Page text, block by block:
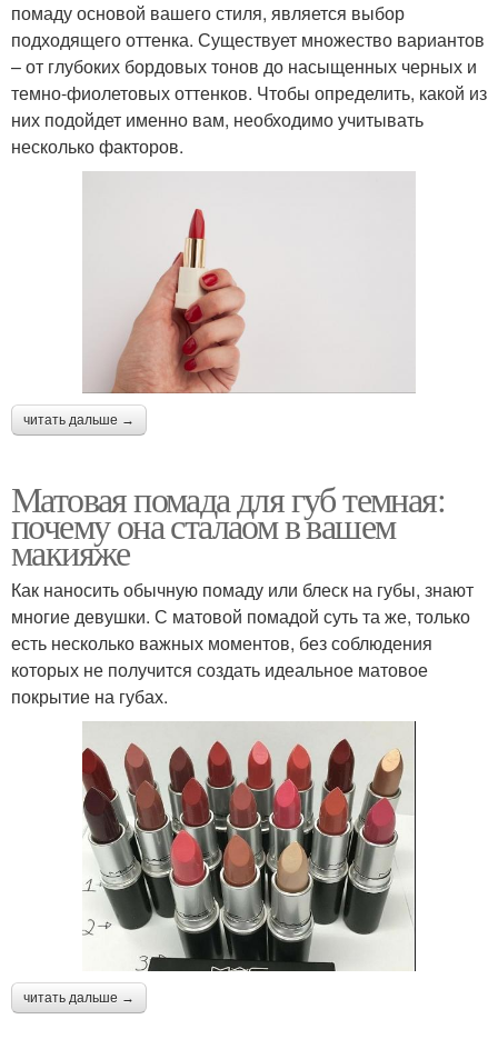
помаду основой вашего стиля, является выбор
подходящего оттенка. Существует множество вариантов
– от глубоких бордовых тонов до насыщенных черных и
темно-фиолетовых оттенков. Чтобы определить, какой из
них подойдет именно вам, необходимо учитывать
несколько факторов.
читать дальше →
Матовая помада для губ темная:
почему она сталаом в вашем
макияже
Как наносить обычную помаду или блеск на губы, знают
многие девушки. С матовой помадой суть та же, только
есть несколько важных моментов, без соблюдения
которых не получится создать идеальное матовое
покрытие на губах.
читать дальше →